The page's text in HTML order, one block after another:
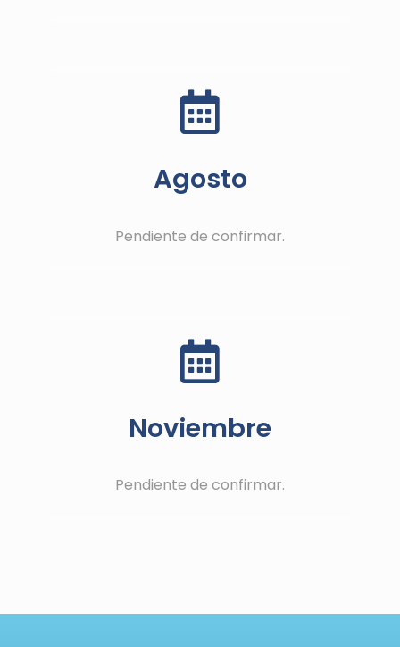
Agosto
Pendiente de confirmar.
Noviembre
Pendiente de confirmar.